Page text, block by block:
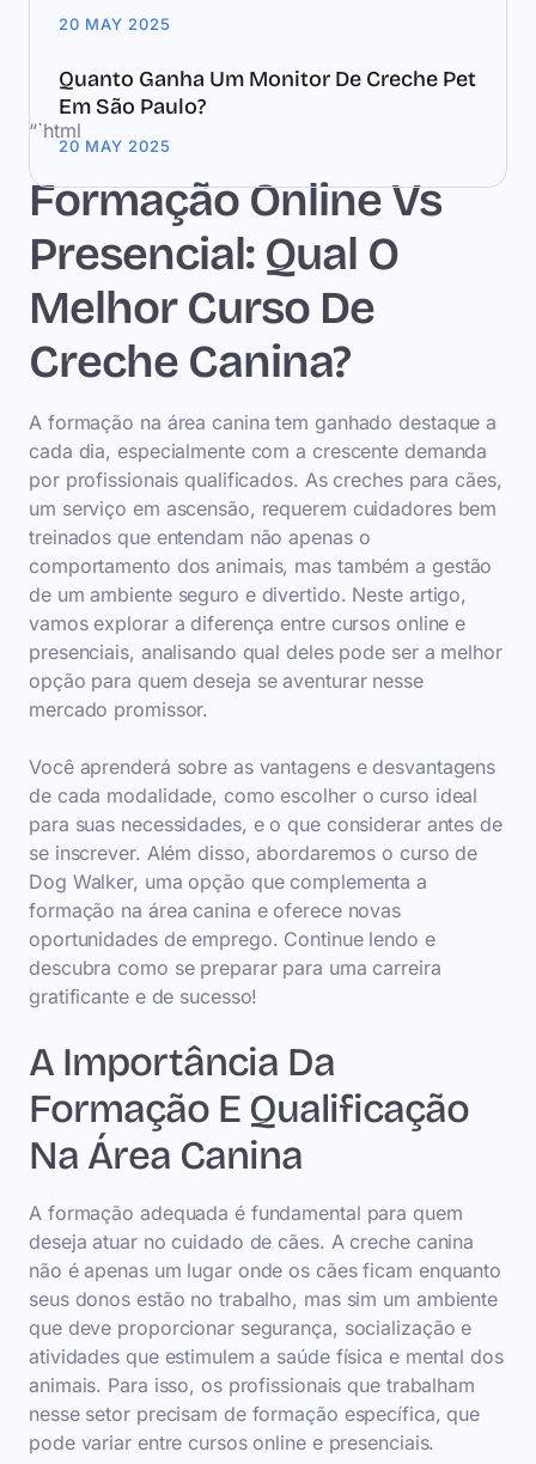
“`html
Formação Online Vs
Presencial: Qual O
Melhor Curso De
Creche Canina?
A formação na área canina tem ganhado destaque a
cada dia, especialmente com a crescente demanda
por profissionais qualificados. As creches para cães,
um serviço em ascensão, requerem cuidadores bem
treinados que entendam não apenas o
comportamento dos animais, mas também a gestão
de um ambiente seguro e divertido. Neste artigo,
vamos explorar a diferença entre cursos online e
presenciais, analisando qual deles pode ser a melhor
opção para quem deseja se aventurar nesse
mercado promissor.
Você aprenderá sobre as vantagens e desvantagens
de cada modalidade, como escolher o curso ideal
para suas necessidades, e o que considerar antes de
se inscrever. Além disso, abordaremos o curso de
Dog Walker, uma opção que complementa a
formação na área canina e oferece novas
oportunidades de emprego. Continue lendo e
descubra como se preparar para uma carreira
gratificante e de sucesso!
A Importância Da
Formação E Qualificação
Na Área Canina
A formação adequada é fundamental para quem
deseja atuar no cuidado de cães. A creche canina
não é apenas um lugar onde os cães ficam enquanto
seus donos estão no trabalho, mas sim um ambiente
que deve proporcionar segurança, socialização e
atividades que estimulem a saúde física e mental dos
animais. Para isso, os profissionais que trabalham
nesse setor precisam de formação específica, que
pode variar entre cursos online e presenciais.
20 MAY 2025
Quanto Ganha Um Monitor De Creche Pet
Em São Paulo?
20 MAY 2025